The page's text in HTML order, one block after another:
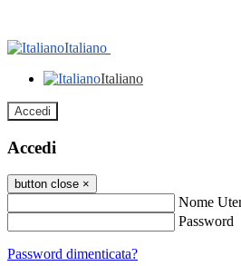
Italiano
Italiano
Accedi
Accedi
button close ×
Nome
Password
Password dimenticata?